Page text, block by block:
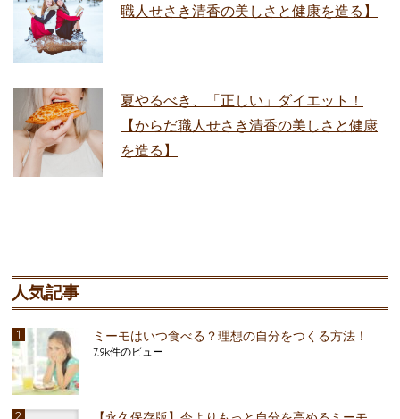
職人せさき清香の美しさと健康を造る】
夏やるべき、「正しい」ダイエット！
【からだ職人せさき清香の美しさと健康
を造る】
人気記事
ミーモはいつ食べる？理想の自分をつくる方法！
7.9k件のビュー